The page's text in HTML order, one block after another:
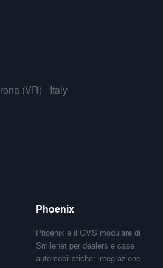
(VR) - Italy
Phoenix
Phoenix è il CMS modulare di
Smilenet per dealers e case
automobilistiche: integrazione